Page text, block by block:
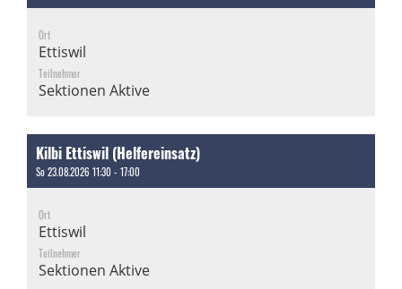
Ort
Ettiswil
Teilnehmer
Sektionen Aktive
Kilbi Ettiswil (Helfereinsatz)
So 23.08.2026 11:30 - 17:00
Ort
Ettiswil
Teilnehmer
Sektionen Aktive